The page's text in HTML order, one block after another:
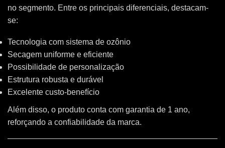
no segmento. Entre os principais diferenciais, destacam-
se:
Tecnologia com sistema de ozônio
Secagem uniforme e eficiente
Possibilidade de personalização
Estrutura robusta e durável
Excelente custo-benefício
Além disso, o produto conta com garantia de 1 ano,
reforçando a confiabilidade da marca.